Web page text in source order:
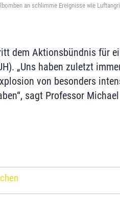
an schlimme Ereignisse wie
dem Aktionsbündnis für
„Uns haben zuletzt
von besonders
sagt Professor